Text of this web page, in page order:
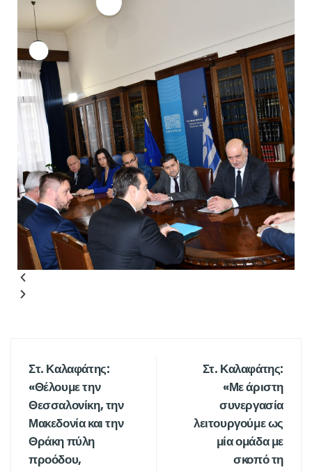
Στ. Καλαφάτης:
«Θέλουμε την
Θεσσαλονίκη, την
Μακεδονία και την
Θράκη πύλη
προόδου,
Στ. Καλαφάτης:
«Με άριστη
συνεργασία
λειτουργούμε ως
μία ομάδα με
σκοπό τη